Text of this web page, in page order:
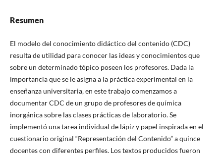
Resumen
El modelo del conocimiento didáctico del contenido (CDC)
resulta de utilidad para conocer las ideas y conocimientos que
sobre un determinado tópico poseen los profesores. Dada la
importancia que se le asigna a la práctica experimental en la
enseñanza universitaria, en este trabajo comenzamos a
documentar CDC de un grupo de profesores de química
inorgánica sobre las clases prácticas de laboratorio. Se
implementó una tarea individual de lápiz y papel inspirada en el
cuestionario original “Representación del Contenido” a quince
docentes con diferentes perfiles. Los textos producidos fueron